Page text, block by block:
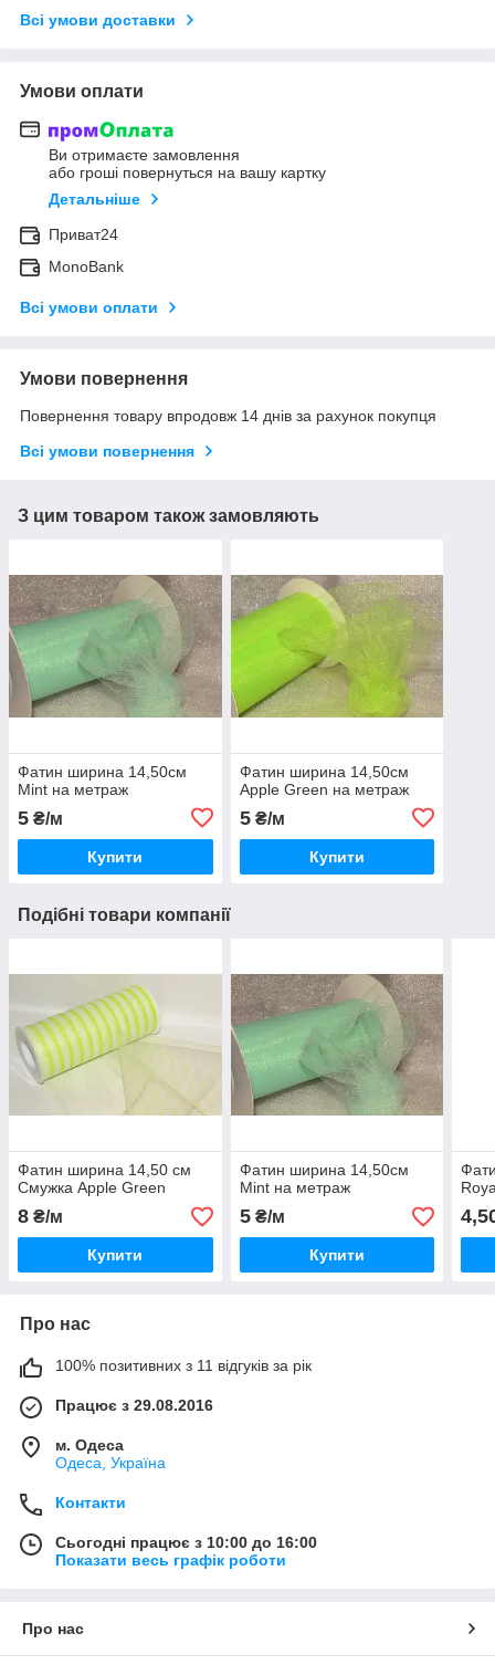
Всі умови доставки
Умови оплати
Ви отримаєте замовлення
або гроші повернуться на вашу картку
Детальніше
Приват24
MonoBank
Всі умови оплати
Умови повернення
Повернення товару впродовж 14 днів за рахунок покупця
Всі умови повернення
З цим товаром також замовляють
Фатин ширина 14,50см
Mint на метраж
5 ₴/м
Купити
Фатин ширина 14,50см
Apple Green на метраж
5₴/м
Купити
Подібні товари компанії
Фатин ширина 14,50 см
Смужка Apple Green
8 ₴/м
Купити
Фатин ширина 14,50см
Mint на метраж
5₴/м
Купити
Про нас
100% позитивних з 11 відгуків за рік
Працює з 29.08.2016
м. Одеса
Одеса, Україна
Контакти
Сьогодні працює з 10:00 до 16:00
Показати весь графік роботи
Про нас